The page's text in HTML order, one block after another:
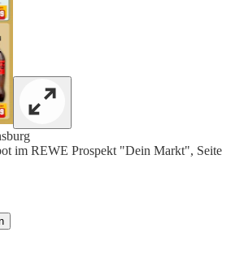
im REWE Prospekt "Dein Markt", Seite